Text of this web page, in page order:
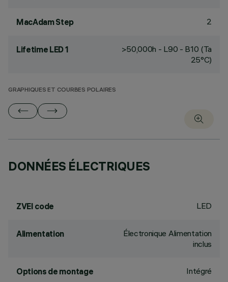
MacAdam Step 2
Lifetime LED 1
>50,000h - L90 - B10 (Ta
25°C)
GRAPHIQUES ET COURBES POLAIRES
DONNÉES ÉLECTRIQUES
ZVEI code LED
Alimentation
Électronique Alimentation
inclus
Options de montage Intégré